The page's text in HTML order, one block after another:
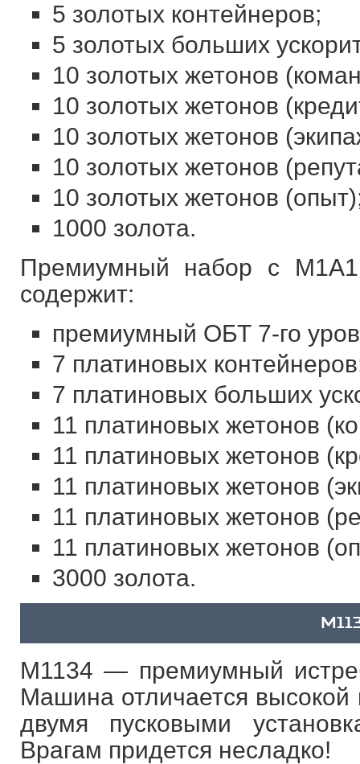
5 золотых контейнеров;
5 золотых больших
10 золотых жетонов
10 золотых жетонов
10 золотых жетонов
10 золотых жетонов
10 золотых жетонов
1000 золота.
Премиумный набор с
содержит:
премиумный ОБТ 7-го
7 платиновых
7 платиновых больших
11 платиновых жетонов
11 платиновых жетонов
11 платиновых жетонов
11 платиновых жетонов
11 платиновых жетонов
3000 золота.
M1134 — премиумный
Машина отличается
двумя пусковыми
Врагам придется несладко!